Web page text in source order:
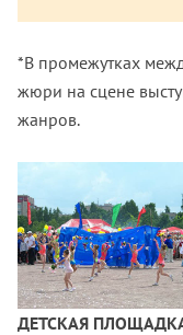
*В промежутках
жюри на сцене
жанров.
ДЕТСКАЯ